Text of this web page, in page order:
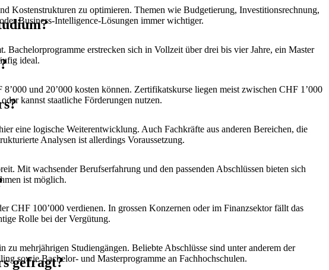
Kostenstrukturen zu optimieren. Themen wie Budgetierung, Investitionsrechnung,
Business-Intelligence-Lösungen immer wichtiger.
erstrecken sich in Vollzeit über drei bis vier Jahre, ein Master
ideal.
und 20’000 kosten können. Zertifikatskurse liegen meist zwischen CHF 1’000
kannst staatliche Förderungen nutzen.
eine logische Weiterentwicklung. Auch Fachkräfte aus anderen Bereichen, die
Analysen ist allerdings Voraussetzung.
Mit wachsender Berufserfahrung und den passenden Abschlüssen bieten sich
ist möglich.
CHF 100’000 verdienen. In grossen Konzernen oder im Finanzsektor fällt das
Rolle bei der Vergütung.
mehrjährigen Studiengängen. Beliebte Abschlüsse sind unter anderem der
sowie Bachelor- und Masterprogramme an Fachhochschulen.
gefragt?